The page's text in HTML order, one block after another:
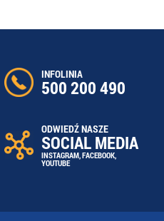
INFOLINIA
500 200 490
ODWIEDŹ NASZE
SOCIAL MEDIA
INSTAGRAM,FACEBOOK,
YOUTUBE